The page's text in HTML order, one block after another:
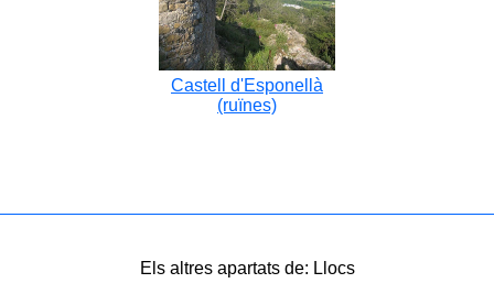
Castell d'Esponellà
(ruïnes)
Els altres apartats de: Llocs